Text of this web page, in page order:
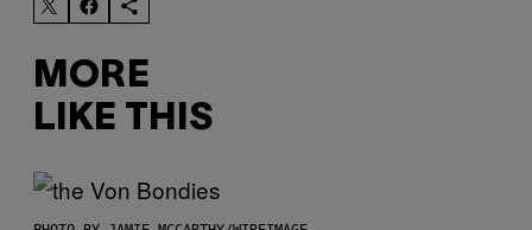
MORE
LIKE THIS